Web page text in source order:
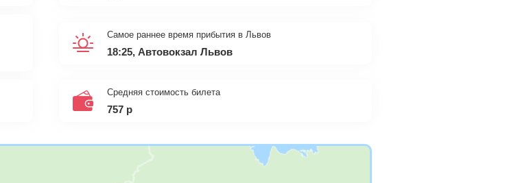
Самое раннее время прибытия в Львов
18:25, Автовокзал Львов
Средняя стоимость билета
757 р